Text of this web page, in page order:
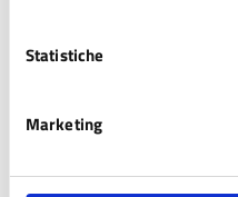
Statistiche
Marketing